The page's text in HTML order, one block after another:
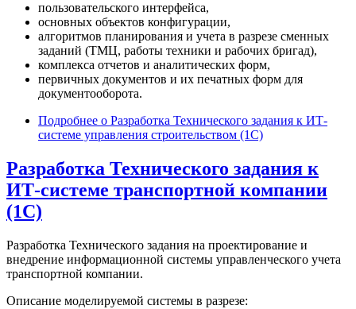
пользовательского интерфейса,
основных объектов конфигурации,
алгоритмов планирования и учета в разрезе сменных
заданий (ТМЦ, работы техники и рабочих бригад),
комплекса отчетов и аналитических форм,
первичных документов и их печатных форм для
документооборота.
Подробнее о Разработка Технического задания к ИТ-
системе управления строительством (1С)
Разработка Технического задания к
ИТ-системе транспортной компании
(1С)
Разработка Технического задания на проектирование и
внедрение информационной системы управленческого учета
транспортной компании.
Описание моделируемой системы в разрезе: